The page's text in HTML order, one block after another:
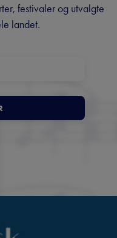
festivaler og utvalgte
landet.